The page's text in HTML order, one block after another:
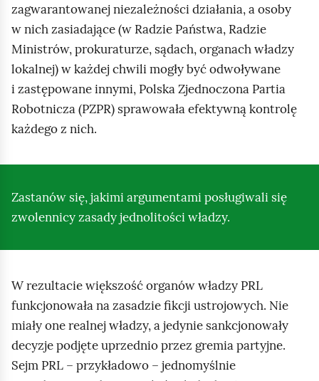
zagwarantowanej niezależności działania, a osoby
w nich zasiadające (w Radzie Państwa, Radzie
Ministrów, prokuraturze, sądach, organach władzy
lokalnej) w każdej chwili mogły być odwoływane
i zastępowane innymi, Polska Zjednoczona Partia
Robotnicza (PZPR) sprawowała efektywną kontrolę
każdego z nich.
Zastanów się, jakimi argumentami posługiwali się
zwolennicy zasady jednolitości władzy.
W rezultacie większość organów władzy PRL
funkcjonowała na zasadzie fikcji ustrojowych. Nie
miały one realnej władzy, a jedynie sankcjonowały
decyzje podjęte uprzednio przez gremia partyjne.
Sejm PRL – przykładowo – jednomyślnie